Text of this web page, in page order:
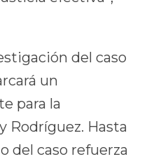
del caso
un
para la
Rodríguez. Hasta
del caso refuerza